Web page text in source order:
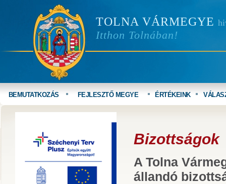
TOLNA VÁRMEGYE
Itthon Tolnában!
BEMUTATKOZÁS FEJLESZTŐ MEGYE ÉRTÉKEINK
Bizottságok
A Tolna
állandó